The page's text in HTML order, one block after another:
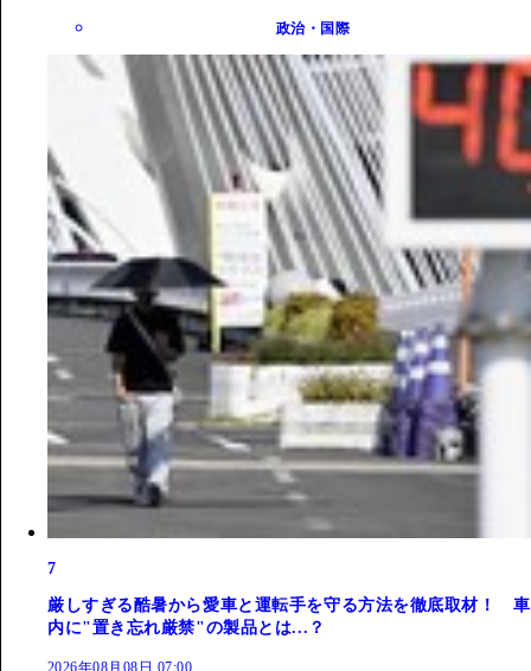
政治・国際
7
厳しすぎる酷暑から愛車と運転手を守る方法を徹底取材！ 車
内に"置き忘れ厳禁"の製品とは...？
2026年08月08日 07:00